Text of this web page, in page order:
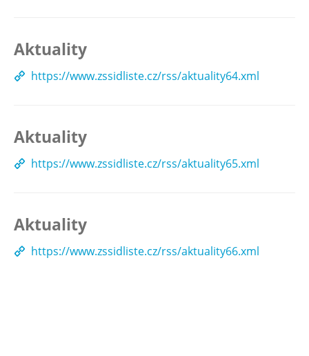
Aktuality
https://www.zssidliste.cz/rss/aktuality64.xml
Aktuality
https://www.zssidliste.cz/rss/aktuality65.xml
Aktuality
https://www.zssidliste.cz/rss/aktuality66.xml